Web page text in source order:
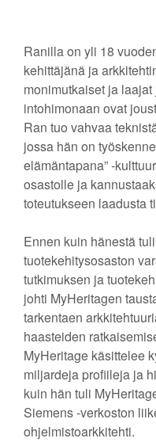
Ranilla on yli 18
kehittäjänä ja
monimutkaiset ja
intohimonaan ovat
Ran tuo vahvaa
jossa hän on
elämäntapana” -
osastolle ja
toteutukseen laadusta
Ennen kuin hänestä
tuotekehitysosaston
tutkimuksen ja
johti MyHeritagen
tarkentaen
haasteiden
MyHeritage käsittelee
miljardeja profiileja ja
kuin hän tuli
Siemens -verkoston
ohjelmistoarkkitehti.